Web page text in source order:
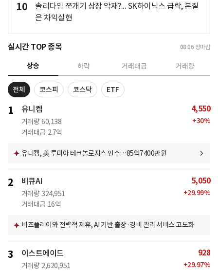
10
솔리다임 쪼개기 상장 악재?... SK하이닉스 급락, 본질
은 차익실현
실시간 TOP 종목 08.06 장마감
상승 하락 거래대금 거래량
전체 코스피 코스닥 ETF
1 유니켐
거래량 60,138
거래대금 2.7억
4,550
+30%
유니켐, 美 루미아 테크놀로지스 인수…85억7400만원
2 비큐AI
거래량 324,951
거래대금 16억
5,050
+29.99%
비즈플레이와 전략적 제휴, AI 기반 출장·경비 관리 서비스 고도화
3 이스트에이드
거래량 2,620,951
928
+29.97%